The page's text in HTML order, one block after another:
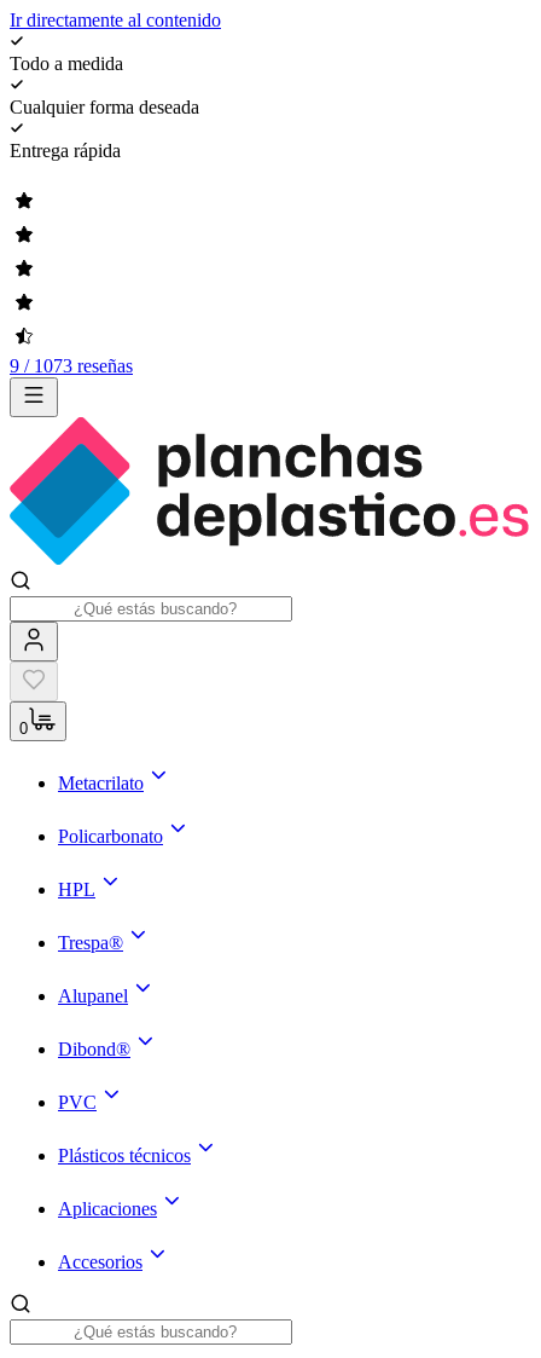
Ir directamente al contenido
Todo a medida
Cualquier forma deseada
Entrega rápida
9 / 1073 reseñas
0
Metacrilato
Policarbonato
HPL
Trespa®
Alupanel
Dibond®
PVC
Plásticos técnicos
Aplicaciones
Accesorios